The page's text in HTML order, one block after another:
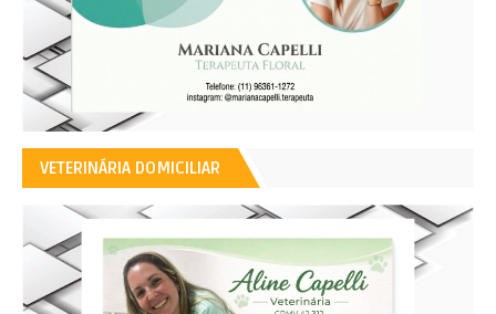
VETERINÁRIA DOMICILIAR